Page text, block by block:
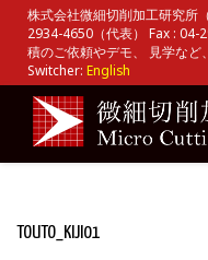
株式会社微細切削加工研究
2934-4650（代表） Fax :
積のご依頼やデモ、 見学な
Switcher: English
TOUTO_KIJI01